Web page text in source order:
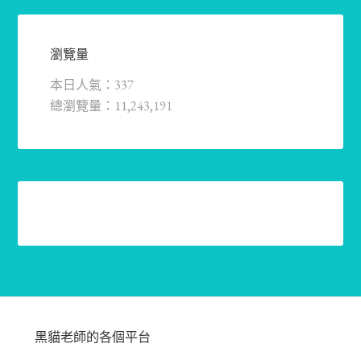
瀏覽量
本日人氣：337
總瀏覽量：11,243,191
黑貓老師的各個平台